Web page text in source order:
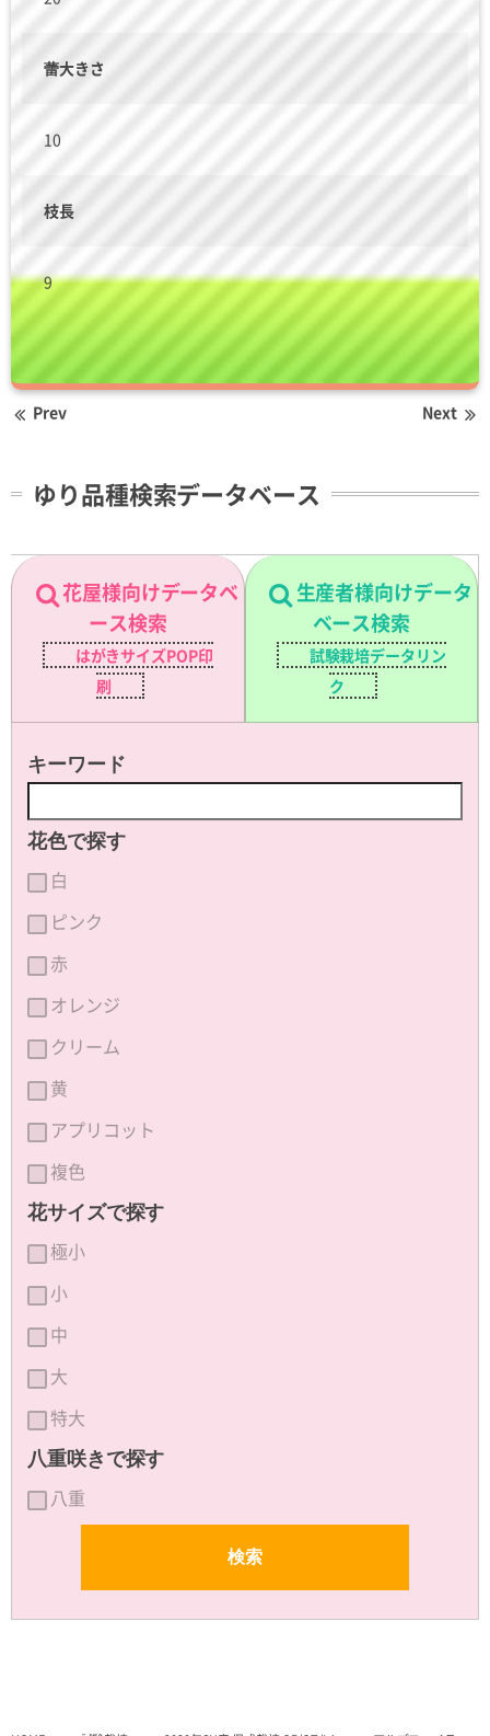
蕾大きさ
10
枝長
9
Prev Next
ゆり品種検索データベース
花屋様向けデータベ
ース検索
はがきサイズPOP印
刷
生産者様向けデータ
ベース検索
試験栽培データリン
ク
キーワード
花色で探す
白
ピンク
赤
オレンジ
クリーム
黄
アプリコット
複色
花サイズで探す
極小
小
中
大
特大
八重咲きで探す
八重